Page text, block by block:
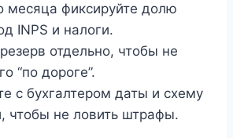
месяца фиксируйте долю
INPS и налоги.
отдельно, чтобы не
“по дороге”.
с бухгалтером даты и схему
чтобы не ловить штрафы.